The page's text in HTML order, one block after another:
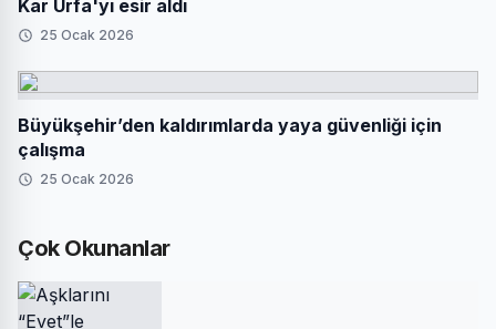
Kar Urfa'yı esir aldı
25 Ocak 2026
Büyükşehir’den kaldırımlarda yaya güvenliği için
çalışma
25 Ocak 2026
Çok Okunanlar